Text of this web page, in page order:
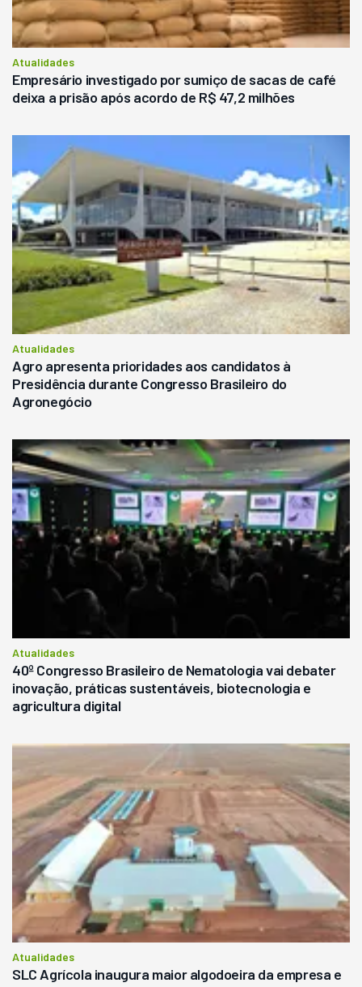
Atualidades
Empresário investigado por sumiço de sacas de café
deixa a prisão após acordo de R$ 47,2 milhões
Atualidades
Agro apresenta prioridades aos candidatos à
Presidência durante Congresso Brasileiro do
Agronegócio
Atualidades
40º Congresso Brasileiro de Nematologia vai debater
inovação, práticas sustentáveis, biotecnologia e
agricultura digital
Atualidades
SLC Agrícola inaugura maior algodoeira da empresa e